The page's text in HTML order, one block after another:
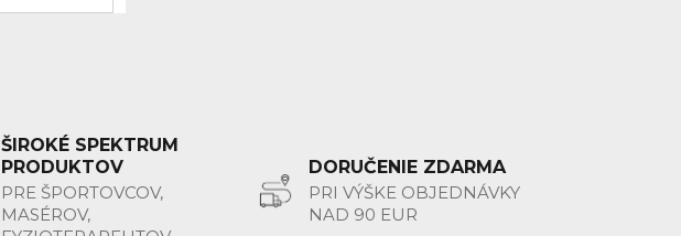
ŠIROKÉ SPEKTRUM
PRODUKTOV
PRE ŠPORTOVCOV,
MASÉROV,
DORUČENIE ZDARMA
PRI VÝŠKE OBJEDNÁVKY
NAD 90 EUR